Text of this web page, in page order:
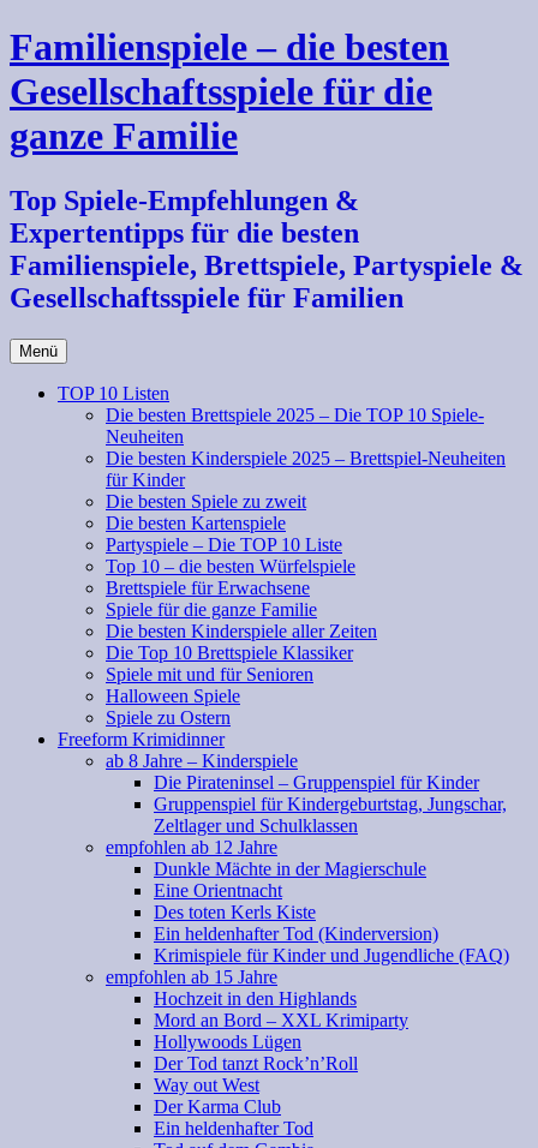
Zum
Inhalt
springen
Familienspiele – die besten
Gesellschaftsspiele für die
ganze Familie
Top Spiele-Empfehlungen &
Expertentipps für die besten
Familienspiele, Brettspiele, Partyspiele &
Gesellschaftsspiele für Familien
Menü
TOP 10 Listen
Die besten Brettspiele 2025 – Die TOP 10 Spiele-
Neuheiten
Die besten Kinderspiele 2025 – Brettspiel-Neuheiten
für Kinder
Die besten Spiele zu zweit
Die besten Kartenspiele
Partyspiele – Die TOP 10 Liste
Top 10 – die besten Würfelspiele
Brettspiele für Erwachsene
Spiele für die ganze Familie
Die besten Kinderspiele aller Zeiten
Die Top 10 Brettspiele Klassiker
Spiele mit und für Senioren
Halloween Spiele
Spiele zu Ostern
Freeform Krimidinner
ab 8 Jahre – Kinderspiele
Die Pirateninsel – Gruppenspiel für Kinder
Gruppenspiel für Kindergeburtstag, Jungschar,
Zeltlager und Schulklassen
empfohlen ab 12 Jahre
Dunkle Mächte in der Magierschule
Eine Orientnacht
Des toten Kerls Kiste
Ein heldenhafter Tod (Kinderversion)
Krimispiele für Kinder und Jugendliche (FAQ)
empfohlen ab 15 Jahre
Hochzeit in den Highlands
Mord an Bord – XXL Krimiparty
Hollywoods Lügen
Der Tod tanzt Rock’n’Roll
Way out West
Der Karma Club
Ein heldenhafter Tod